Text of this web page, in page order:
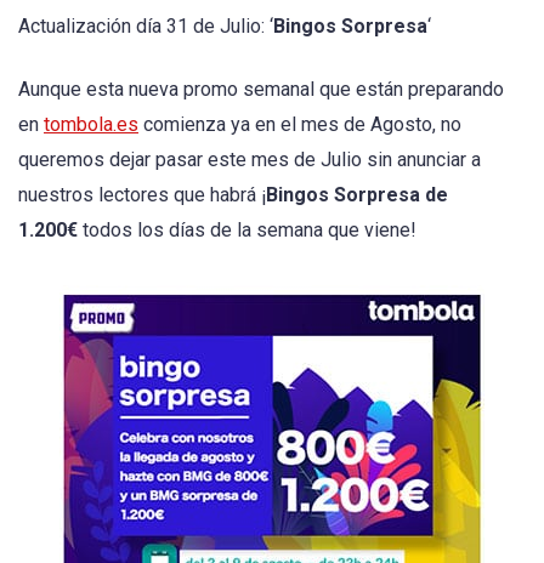
(Twitter)
Actualización día 31 de Julio: ‘Bingos Sorpresa‘
Aunque esta nueva promo semanal que están preparando
en tombola.es comienza ya en el mes de Agosto, no
queremos dejar pasar este mes de Julio sin anunciar a
nuestros lectores que habrá ¡Bingos Sorpresa de
1.200€ todos los días de la semana que viene!